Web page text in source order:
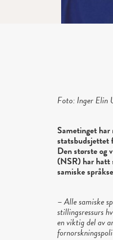
Foto: Inger Elin
Sametinget
statsbudsjettet
Den største og
(NSR) har hatt
samiske
–Alle samiske
stillingsressurs
en viktig del av